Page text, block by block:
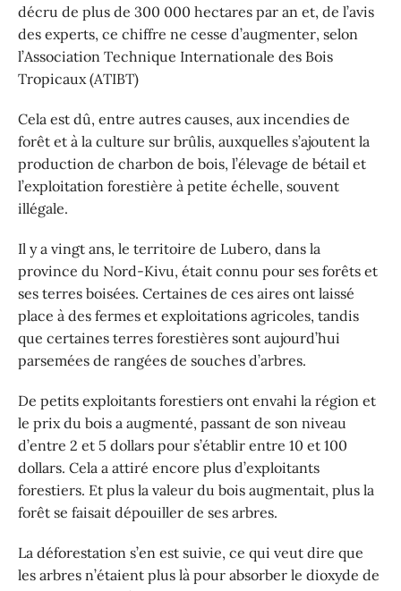
décru de plus de 300 000 hectares par an et, de l’avis
des experts, ce chiffre ne cesse d’augmenter, selon
l’Association Technique Internationale des Bois
Tropicaux (ATIBT)
Cela est dû, entre autres causes, aux incendies de
forêt et à la culture sur brûlis, auxquelles s’ajoutent la
production de charbon de bois, l’élevage de bétail et
l’exploitation forestière à petite échelle, souvent
illégale.
Il y a vingt ans, le territoire de Lubero, dans la
province du Nord-Kivu, était connu pour ses forêts et
ses terres boisées. Certaines de ces aires ont laissé
place à des fermes et exploitations agricoles, tandis
que certaines terres forestières sont aujourd’hui
parsemées de rangées de souches d’arbres.
De petits exploitants forestiers ont envahi la région et
le prix du bois a augmenté, passant de son niveau
d’entre 2 et 5 dollars pour s’établir entre 10 et 100
dollars. Cela a attiré encore plus d’exploitants
forestiers. Et plus la valeur du bois augmentait, plus la
forêt se faisait dépouiller de ses arbres.
La déforestation s’en est suivie, ce qui veut dire que
les arbres n’étaient plus là pour absorber le dioxyde de